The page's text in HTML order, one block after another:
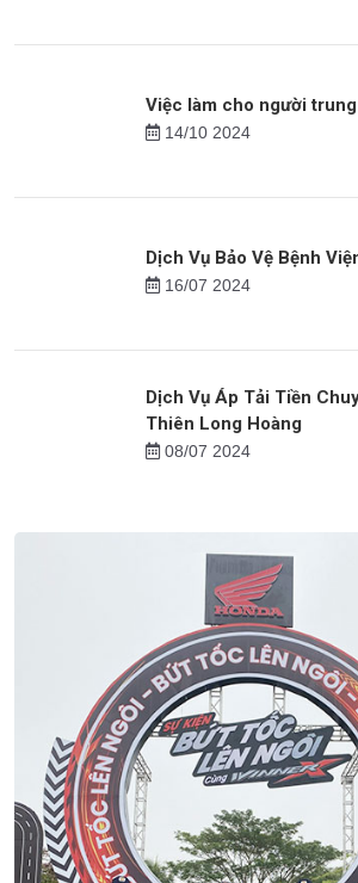
Bảo Vệ Lễ Khánh Thành
Việc làm cho người trung
Dịch Vụ Bảo Vệ Bệnh
16/07 2024
Dịch Vụ Áp Tải Tiền
Thiên Long Hoàng
08/07 2024